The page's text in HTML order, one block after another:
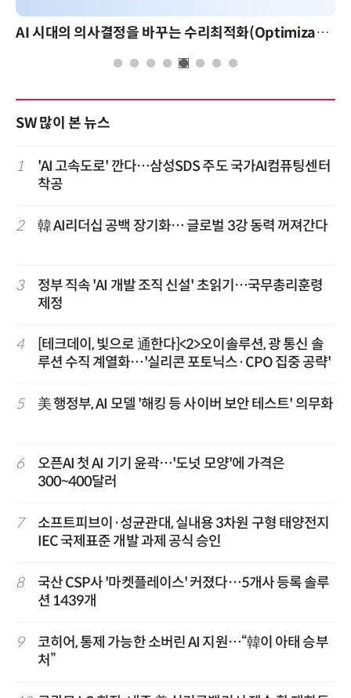
AI 시대의 의사결정을 바꾸는 수리최적화(Optimization): 실제 산업 적용 사례와 활용 전략 AI 핀옵스 실전 세미나: 폭증하
SW 많이 본 뉴스
1
'AI 고속도로' 깐다…삼성SDS 주도 국가AI컴퓨팅센터
착공
2 韓 AI리더십 공백 장기화… 글로벌 3강 동력 꺼져간다
3
정부 직속 'AI 개발 조직 신설' 초읽기…국무총리훈령
제정
4
[테크데이, 빛으로 通한다]<2>오이솔루션, 광 통신 솔
루션 수직 계열화…'실리콘 포토닉스·CPO 집중 공략'
5 美 행정부, AI 모델 '해킹 등 사이버 보안 테스트' 의무화
6
오픈AI 첫 AI 기기 윤곽…'도넛 모양'에 가격은
300~400달러
7
소프트피브이·성균관대, 실내용 3차원 구형 태양전지
IEC 국제표준 개발 과제 공식 승인
8
국산 CSP사 '마켓플레이스' 커졌다…5개사 등록 솔루
션 1439개
9
코히어, 통제 가능한 소버린 AI 지원…“韓이 아태 승부
처”